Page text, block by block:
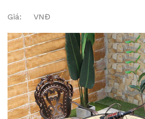
Giá: VNĐ